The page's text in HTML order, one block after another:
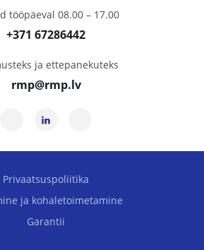
tööpäeval 08.00 – 17.00
+371 67286442
ja ettepanekuteks
rmp@rmp.lv
Privaatsuspoliitika
ja kohaletoimetamine
Garantii